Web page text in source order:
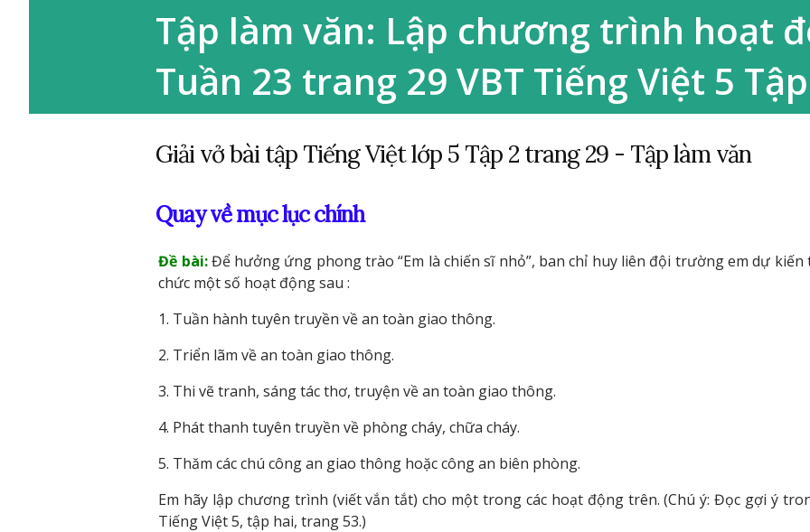
Tập làm văn: Lập chương trình hoạt
Tuần 23 trang 29 VBT Tiếng Việt 5
Giải vở bài tập Tiếng Việt lớp 5 Tập 2 trang 29 - Tập làm văn
Quay về mục lục chính
Đề bài:Để hưởng ứng phong trào “Em là chiến sĩ nhỏ”, ban chỉ huy liên đội trường em dự kiến
chức một số hoạt động sau :
1. Tuần hành tuyên truyền về an toàn giao thông.
2. Triển lãm về an toàn giao thông.
3. Thi vẽ tranh, sáng tác thơ, truyện về an toàn giao thông.
4. Phát thanh tuyên truyền về phòng cháy, chữa cháy.
5. Thăm các chú công an giao thông hoặc công an biên phòng.
Em hãy lập chương trình (viết vắn tắt) cho một trong các hoạt động trên. (Chú ý: Đọc gợi ý
Tiếng Việt 5, tập hai, trang 53.)